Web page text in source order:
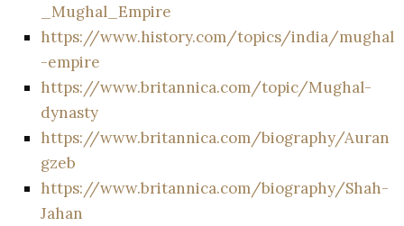
_Mughal_Empire
https://www.history.com/topics/india/mughal
-empire
https://www.britannica.com/topic/Mughal-
dynasty
https://www.britannica.com/biography/Auran
gzeb
https://www.britannica.com/biography/Shah-
Jahan